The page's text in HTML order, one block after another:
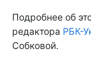
Подробнее об
редактора РБК-
Собковой.